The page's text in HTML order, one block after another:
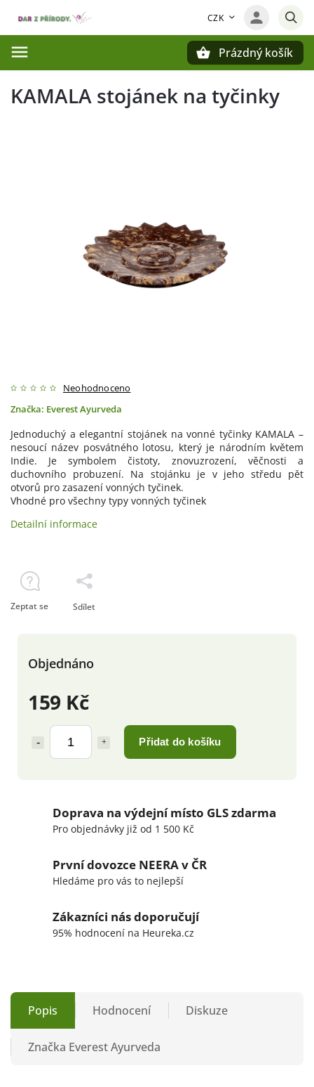
CZK
Prázdný košík
KAMALA stojánek na tyčinky
Neohodnoceno
Značka: Everest Ayurveda
159 Kč
Přidat do košíku
Objednáno
Jednoduchý a elegantní stojánek na vonné tyčinky KAMALA –
nesoucí název posvátného lotosu, který je národním květem
Indie. Je symbolem čistoty, znovuzrození, věčnosti a
duchovního probuzení. Na stojánku je v jeho středu pět
otvorů pro zasazení vonných tyčinek.
Vhodné pro všechny typy vonných tyčinek
Detailní informace
Zeptat se Sdílet
Doprava na výdejní místo GLS zdarma
Pro objednávky již od 1 500 Kč
První dovozce NEERA v ČR
Hledáme pro vás to nejlepší
Zákazníci nás doporučují
95% hodnocení na Heureka.cz
Popis Hodnocení Diskuze
Značka Everest Ayurveda